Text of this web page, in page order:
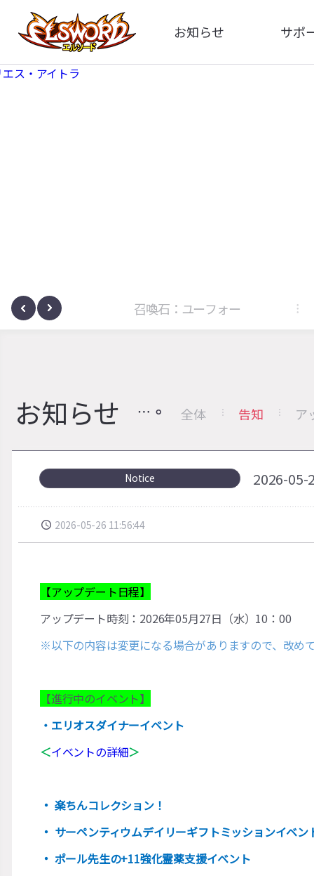
お知らせ
全体
サポ
サノヴァ 召喚石：ユーフォー
お知らせ 全体 告知 ア
Notice 2026-05-
2026-05-26 11:56:44
【アップデート日程】
アップデート時刻：2026年05月27日（水）10：00
※以下の内容は変更になる場合がありますので、改め
【進行中のイベント】
・エリオスダイナーイベント
＜イベントの詳細＞
・ 楽ちんコレクション！
・ サーペンティウムデイリーギフトミッションイベン
・ ポール先生の+11強化霊薬支援イベント